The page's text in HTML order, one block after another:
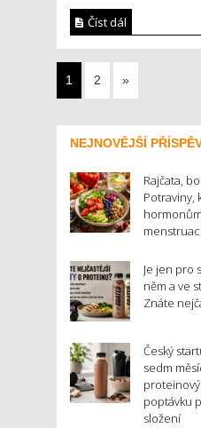
Číst dál
1 2 »
NEJNOVĚJŠÍ
Rajčata,
Potraviny,
Je jen pro
něm a ve
Znáte
Český
sedm
poptávku
složení